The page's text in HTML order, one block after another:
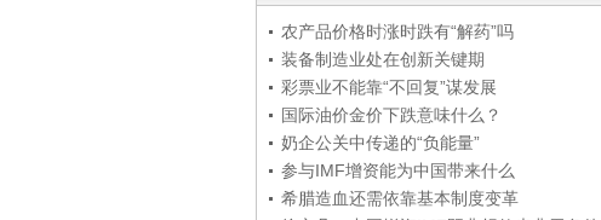
农产品价格时涨时跌有“解药”吗
装备制造业处在创新关键期
彩票业不能靠“不回复”谋发展
国际油价金价下跌意味什么？
奶企公关中传递的“负能量”
参与IMF增资能为中国带来什么
希腊造血还需依靠基本制度变革